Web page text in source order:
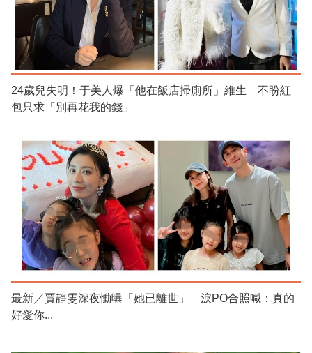
24歲兒失明！于美人爆「他在飯店掃廁所」維生 不盼紅
包只求「別再花我的錢」
最新／賈靜雯深夜慟曝「她已離世」 淚PO合照喊：真的
好愛你...